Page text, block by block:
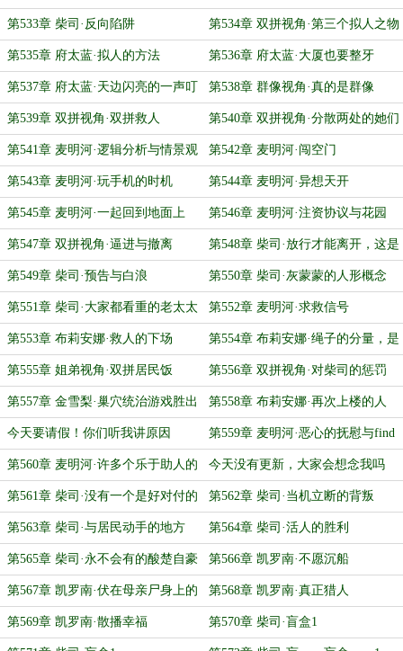
对家
第533章 柴司·反向陷阱 第534章 双拼视角·第三个拟人之物
第535章 府太蓝·拟人的方法 第536章 府太蓝·大厦也要整牙
第537章 府太蓝·天边闪亮的一声叮 第538章 群像视角·真的是群像
第539章 双拼视角·双拼救人 第540章 双拼视角·分散两处的她们
第541章 麦明河·逻辑分析与情景观
察
第542章 麦明河·闯空门
第543章 麦明河·玩手机的时机 第544章 麦明河·异想天开
第545章 麦明河·一起回到地面上 第546章 麦明河·注资协议与花园
第547章 双拼视角·逼进与撤离 第548章 柴司·放行才能离开，这是
柴司的道理
第549章 柴司·预告与白浪 第550章 柴司·灰蒙蒙的人形概念
第551章 柴司·大家都看重的老太太 第552章 麦明河·求救信号
第553章 布莉安娜·救人的下场 第554章 布莉安娜·绳子的分量，是
一条命
第555章 姐弟视角·双拼居民饭 第556章 双拼视角·对柴司的惩罚
第557章 金雪梨·巢穴统治游戏胜出
者
第558章 布莉安娜·再次上楼的人
今天要请假！你们听我讲原因 第559章 麦明河·恶心的抚慰与find
my
第560章 麦明河·许多个乐于助人的
人
今天没有更新，大家会想念我吗
第561章 柴司·没有一个是好对付的 第562章 柴司·当机立断的背叛
第563章 柴司·与居民动手的地方 第564章 柴司·活人的胜利
第565章 柴司·永不会有的酸楚自豪 第566章 凯罗南·不愿沉船
第567章 凯罗南·伏在母亲尸身上的
痛哭
第568章 凯罗南·真正猎人
第569章 凯罗南·散播幸福 第570章 柴司·盲盒1